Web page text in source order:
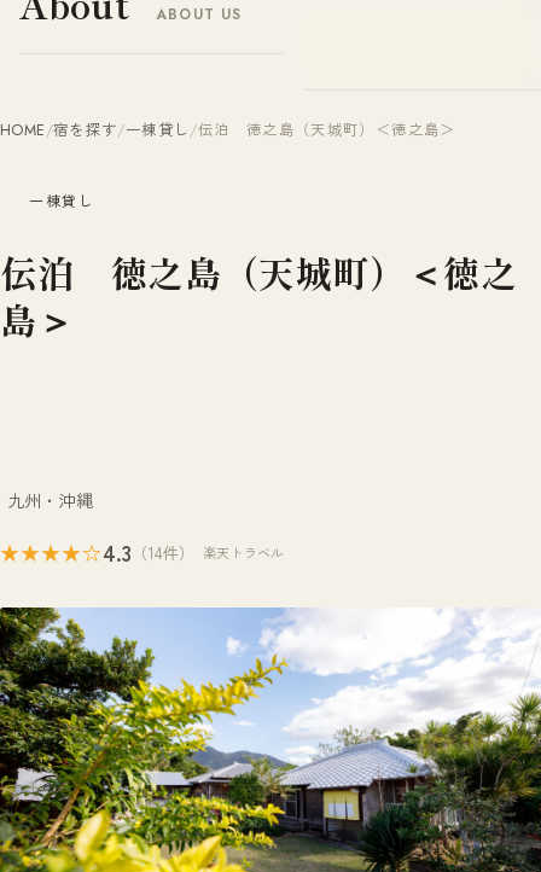
ABOUT US
HOME/宿を探す/一棟貸し /伝泊 徳之島（天城町）＜徳之島＞
一棟貸し
伝泊 徳之島（天城町）＜徳之
島＞
九州・沖縄
★★★★☆4.3 （14件） 楽天トラベル